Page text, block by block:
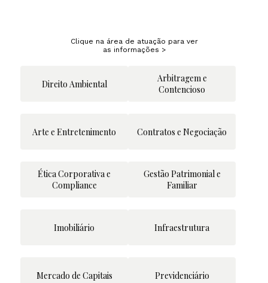
Clique na área de atuação para ver
as informações >
Direito Ambiental
Arbitragem e
Contencioso
Arte e Entretenimento Contratos e Negociação
Ética Corporativa e
Compliance
Gestão Patrimonial e
Familiar
Imobiliário Infraestrutura
Mercado de Capitais Previdenciário